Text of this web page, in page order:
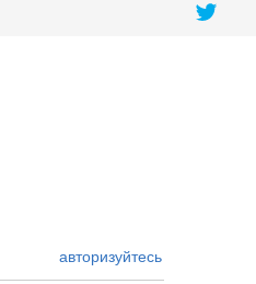
авторизуйтесь